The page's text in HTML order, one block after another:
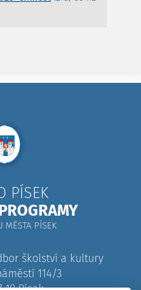
PÍSEK
MĚSTA PÍSEK
školství a kultury
114/3